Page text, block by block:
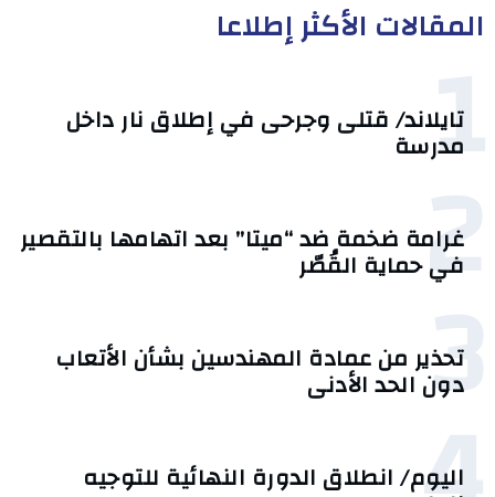
المقالات الأكثر إطلاعا
1
تايلاند/ قتلى وجرحى في إطلاق نار داخل
مدرسة
2
غرامة ضخمة ضد “ميتا” بعد اتهامها بالتقصير
في حماية القُصّر
3
تحذير من عمادة المهندسين بشأن الأتعاب
دون الحد الأدنى
اليوم/ انطلاق الدورة النهائية للتوجيه